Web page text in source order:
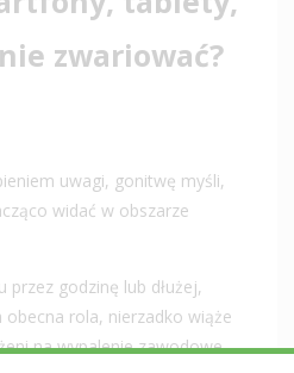
zwariować?
uwagi, gonitwę myśli,
widać w obszarze
godzinę lub dłużej,
rola, nierzadko wiąże
na wypalenie zawodowe.